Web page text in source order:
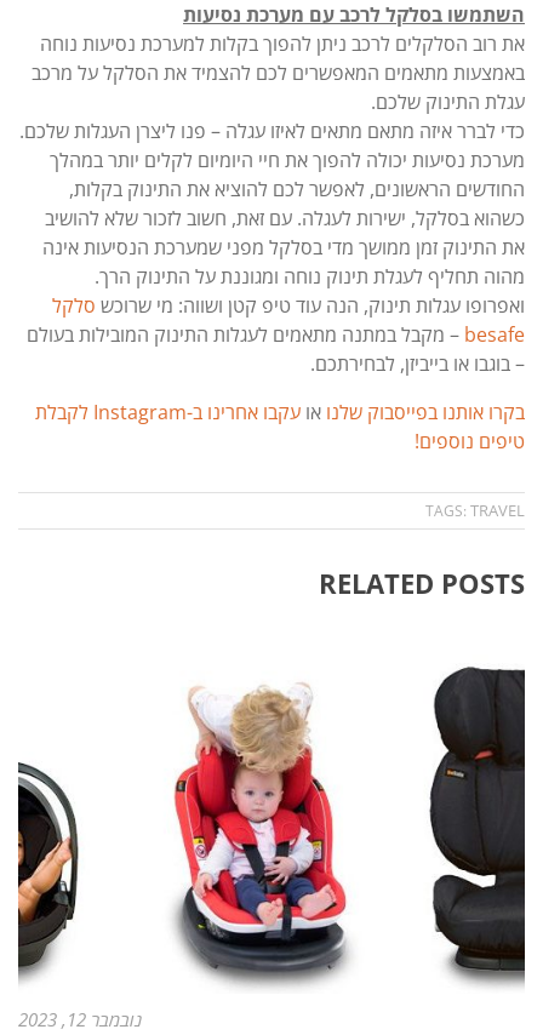
השתמשו בסלקל לרכב עם מערכת נסיעות
את רוב הסלקלים לרכב ניתן להפוך בקלות למערכת נסיעות נוחה
באמצעות מתאמים המאפשרים לכם להצמיד את הסלקל על מרכב
עגלת התינוק שלכם.
כדי לברר איזה מתאם מתאים לאיזו עגלה – פנו ליצרן העגלות שלכם.
מערכת נסיעות יכולה להפוך את חיי היומיום לקלים יותר במהלך
החודשים הראשונים, לאפשר לכם להוציא את התינוק בקלות,
כשהוא בסלקל, ישירות לעגלה. עם זאת, חשוב לזכור שלא להושיב
את התינוק זמן ממושך מדי בסלקל מפני שמערכת הנסיעות אינה
מהוה תחליף לעגלת תינוק נוחה ומגוננת על התינוק הרך.
ואפרופו עגלות תינוק, הנה עוד טיפ קטן ושווה: מי שרוכש סלקל
besafe – מקבל במתנה מתאמים לעגלות התינוק המובילות בעולם
– בוגבו או בייביזן, לבחירתכם.
בקרו אותנו בפייסבוק שלנו או
עקבו אחרינו ב-Instagram לקבלת
טיפים נוספים!
TAGS: TRAVEL
RELATED POSTS
נובמבר 12, 2023